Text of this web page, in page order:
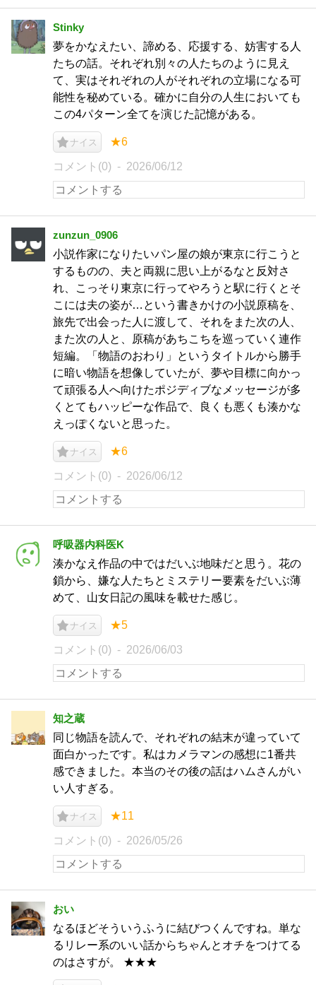
Stinky
夢をかなえたい、諦める、応援する、妨害する人
たちの話。それぞれ別々の人たちのように見え
て、実はそれぞれの人がそれぞれの立場になる可
能性を秘めている。確かに自分の人生においても
この4パターン全てを演じた記憶がある。
ナイス ★6
コメント(0) 2026/06/12
zunzun_0906
小説作家になりたいパン屋の娘が東京に行こうと
するものの、夫と両親に思い上がるなと反対さ
れ、こっそり東京に行ってやろうと駅に行くとそ
こには夫の姿が…という書きかけの小説原稿を、
旅先で出会った人に渡して、それをまた次の人、
また次の人と、原稿があちこちを巡っていく連作
短編。「物語のおわり」というタイトルから勝手
に暗い物語を想像していたが、夢や目標に向かっ
て頑張る人へ向けたポジディブなメッセージが多
くとてもハッピーな作品で、良くも悪くも湊かな
えっぽくないと思った。
ナイス ★6
コメント(0) 2026/06/12
呼吸器内科医K
湊かなえ作品の中ではだいぶ地味だと思う。花の
鎖から、嫌な人たちとミステリー要素をだいぶ薄
めて、山女日記の風味を載せた感じ。
ナイス ★5
コメント(0) 2026/06/03
知之蔵
同じ物語を読んで、それぞれの結末が違っていて
面白かったです。私はカメラマンの感想に1番共
感できました。本当のその後の話はハムさんがい
い人すぎる。
ナイス ★11
コメント(0) 2026/05/26
おい
なるほどそういうふうに結びつくんですね。単な
るリレー系のいい話からちゃんとオチをつけてる
のはさすが。 ★★★